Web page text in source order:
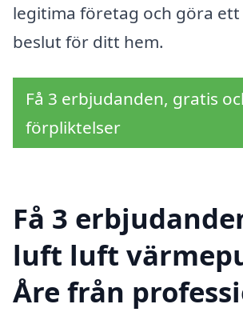
legitima företag och göra
beslut för ditt hem.
Få 3 erbjudanden, gratis
förpliktelser
Få 3
luft luft
Åre från